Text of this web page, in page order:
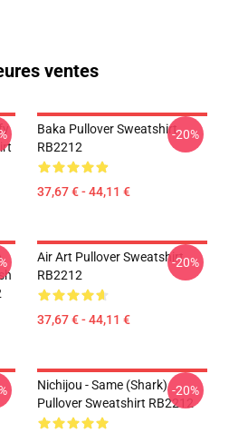
ventes
Baka Pullover Sweatshirt
RB2212
37,67 € - 44,11 €
-20%
Air Art Pullover Sweatshirt
RB2212
37,67 € - 44,11 €
-20%
Nichijou - Same (shark)
Pullover Sweatshirt RB2212
-20%